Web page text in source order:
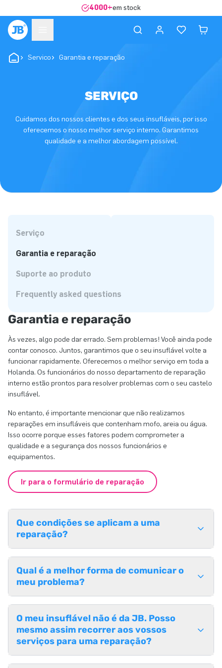
4000+em stock
Servico Garantia e reparação
SERVIÇO
Cuidamos dos nossos clientes e dos seus insufláveis, por isso
oferecemos o nosso melhor serviço interno. Garantimos
qualidade e a melhor abordagem possível.
Serviço
Garantia e reparação
Suporte ao produto
Frequently asked questions
Garantia e reparação
Às vezes, algo pode dar errado. Sem problemas! Você ainda pode
contar conosco. Juntos, garantimos que o seu insuflável volte a
funcionar rapidamente. Oferecemos o melhor serviço em toda a
Holanda. Os funcionários do nosso departamento de reparação
interno estão prontos para resolver problemas com o seu castelo
insuflável.
No entanto, é importante mencionar que não realizamos
reparações em insufláveis que contenham mofo, areia ou água.
Isso ocorre porque esses fatores podem comprometer a
qualidade e a segurança dos nossos funcionários e
equipamentos.
Ir para o formulário de reparação
Que condições se aplicam a uma
reparação?
Qual é a melhor forma de comunicar o
meu problema?
O meu insuflável não é da JB. Posso
mesmo assim recorrer aos vossos
serviços para uma reparação?